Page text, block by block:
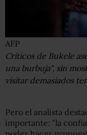
AFP
Críticos de Bukele
una burbuja", sin
visitar demasiados
Pero el analista
importante: "la